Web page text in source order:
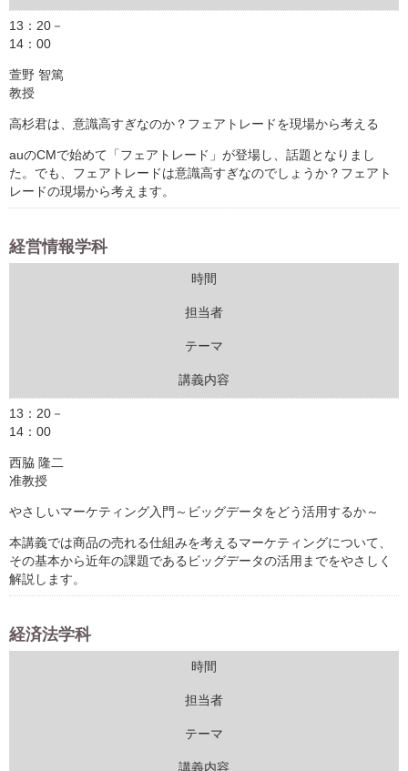
13：20－
14：00
萱野 智篤
教授
高杉君は、意識高すぎなのか？フェアトレードを現場から考える
auのCMで始めて「フェアトレード」が登場し、話題となりまし
た。でも、フェアトレードは意識高すぎなのでしょうか？フェアト
レードの現場から考えます。
経営情報学科
時間
担当者
テーマ
講義内容
13：20－
14：00
西脇 隆二
准教授
やさしいマーケティング入門～ビッグデータをどう活用するか～
本講義では商品の売れる仕組みを考えるマーケティングについて、
その基本から近年の課題であるビッグデータの活用までをやさしく
解説します。
経済法学科
時間
担当者
テーマ
講義内容